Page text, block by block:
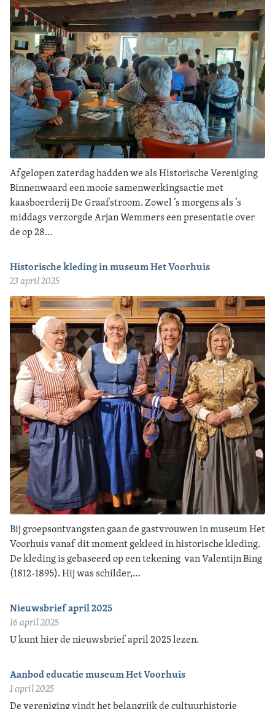
Afgelopen zaterdag hadden we als Historische Vereniging
Binnenwaard een mooie samenwerkingsactie met
kaasboerderij De Graafstroom. Zowel ’s morgens als ’s
middags verzorgde Arjan Wemmers een presentatie over
de op 28…
Historische kleding in museum Het Voorhuis
23 april 2025
Bij groepsontvangsten gaan de gastvrouwen in museum Het
Voorhuis vanaf dit moment gekleed in historische kleding.
De kleding is gebaseerd op een tekening van Valentijn Bing
(1812-1895). Hij was schilder,…
Nieuwsbrief april 2025
16 april 2025
U kunt hier de nieuwsbrief april 2025 lezen.
Aanbod educatie museum Het Voorhuis
1 april 2025
De vereniging vindt het belangrijk de cultuurhistorie